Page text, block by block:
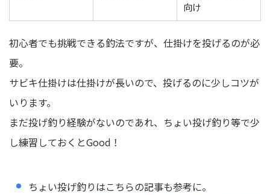
向け
初心者でも挑戦できる釣法ですが、仕掛けを投げるのが必
要。
サビキ仕掛けは仕掛けが長いので、投げるのに少しコツが
いります。
まだ投げ釣り経験がないのであれ、ちょい投げ釣り等で少
し練習しておくとGood！
ちょい投げ釣りはこちらの記事も参考に。